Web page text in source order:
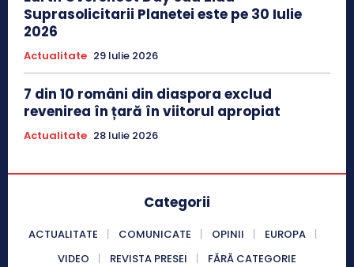
Suprasolicitarii Planetei este pe 30 Iulie
2026
Actualitate 29 Iulie 2026
7 din 10 români din diaspora exclud
revenirea în țară în viitorul apropiat
Actualitate 28 Iulie 2026
Categorii
ACTUALITATE COMUNICATE OPINII
EUROPA
VIDEO
REVISTA PRESEI FĂRĂ CATEGORIE